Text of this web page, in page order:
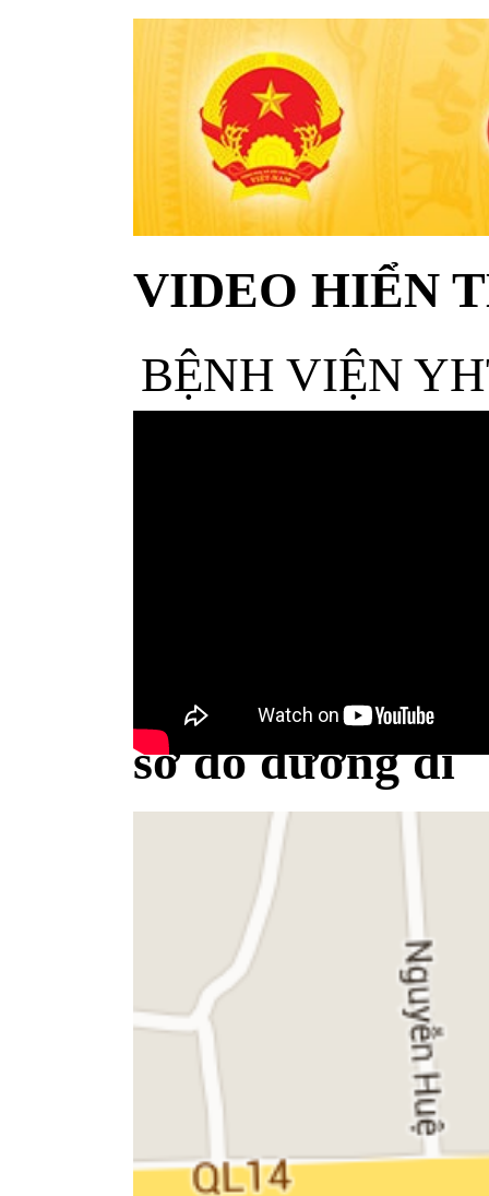
VIDEO HIỂN
BỆNH VIỆN
Bộ Y tế minh bạch khái niệm sữa
sơ đồ đường đi